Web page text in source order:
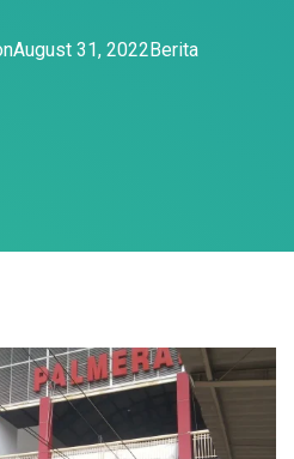
August 31, 2022Berita